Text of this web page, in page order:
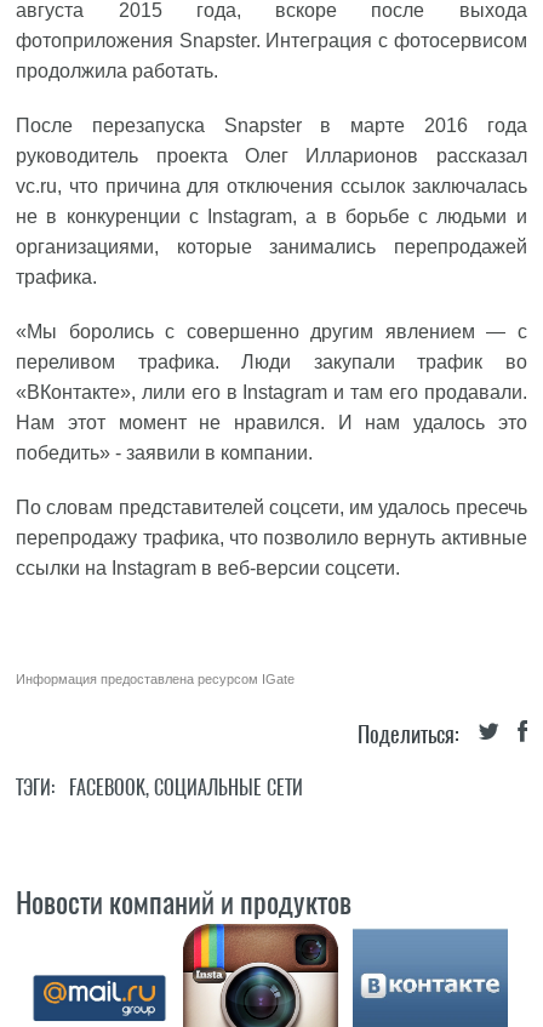
августа 2015 года, вскоре после выхода
фотоприложения Snapster. Интеграция с фотосервисом
продолжила работать.
После перезапуска Snapster в марте 2016 года
руководитель проекта Олег Илларионов рассказал
vc.ru, что причина для отключения ссылок заключалась
не в конкуренции с Instagram, а в борьбе с людьми и
организациями, которые занимались перепродажей
трафика.
«Мы боролись с совершенно другим явлением — с
переливом трафика. Люди закупали трафик во
«ВКонтакте», лили его в Instagram и там его продавали.
Нам этот момент не нравился. И нам удалось это
победить» - заявили в компании.
По словам представителей соцсети, им удалось пресечь
перепродажу трафика, что позволило вернуть активные
ссылки на Instagram в веб-версии соцсети.
Информация предоставлена ресурсом IGate
Поделиться:
ТЭГИ: FACEBOOK,СОЦИАЛЬНЫЕ СЕТИ
Новости компаний и продуктов